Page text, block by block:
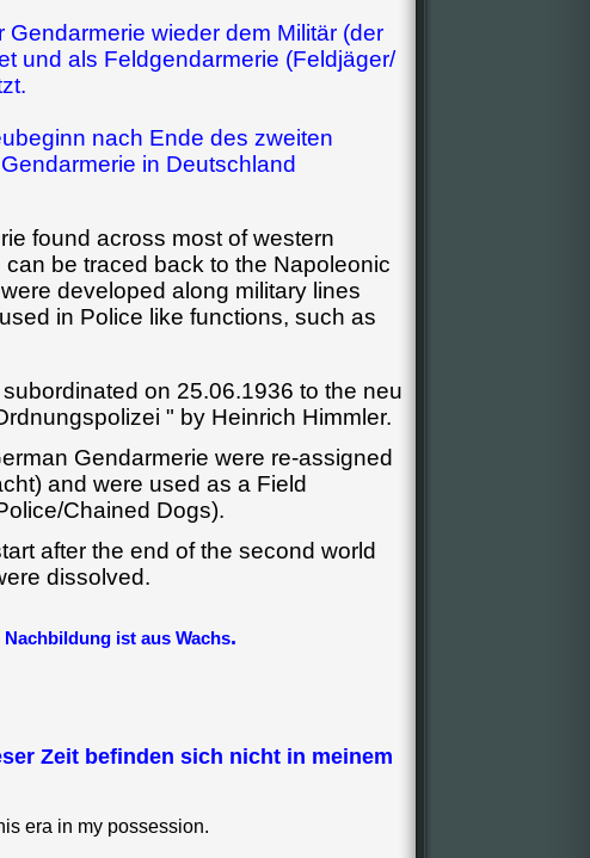
Gendarmerie wieder dem Militär (der
und als Feldgendarmerie (Feldjäger/
nach Ende des zweiten
in Deutschland
found across most of western
be traced back to the Napoleonic
developed along military lines
in Police like functions, such as
on 25.06.1936 to the neu
" by Heinrich Himmler.
Gendarmerie were re-assigned
and were used as a Field
Chained Dogs).
after the end of the second world
dissolved.
ist aus Wachs.
Zeit befinden sich nicht in meinem
era in my possession.